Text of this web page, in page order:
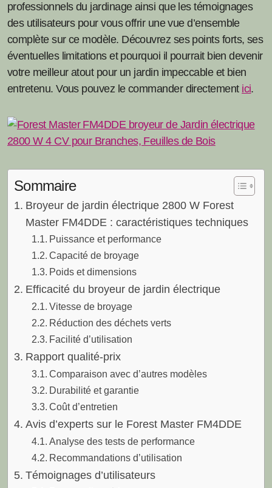
professionnels du jardinage ainsi que les témoignages
des utilisateurs pour vous offrir une vue d’ensemble
complète sur ce modèle. Découvrez ses points forts, ses
éventuelles limitations et pourquoi il pourrait bien devenir
votre meilleur atout pour un jardin impeccable et bien
entretenu. Vous pouvez le commander directement ici.
Sommaire
Broyeur de jardin électrique 2800 W Forest
Master FM4DDE : caractéristiques techniques
Puissance et performance
Capacité de broyage
Poids et dimensions
Efficacité du broyeur de jardin électrique
Vitesse de broyage
Réduction des déchets verts
Facilité d’utilisation
Rapport qualité-prix
Comparaison avec d’autres modèles
Durabilité et garantie
Coût d’entretien
Avis d’experts sur le Forest Master FM4DDE
Analyse des tests de performance
Recommandations d’utilisation
Témoignages d’utilisateurs